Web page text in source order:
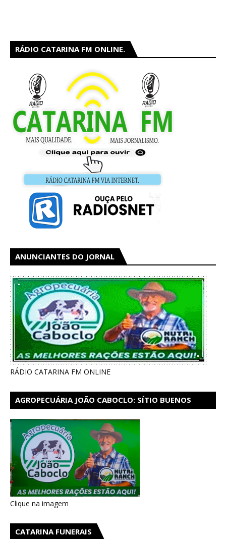
RÁDIO CATARINA FM ONLINE.
ANUNCIANTES DO JORNAL
RÁDIO CATARINA FM ONLINE
AGROPECUÁRIA JOÃO CABOCLO: SÍTIO BUENOS
Clique na imagem
CATARINA FUNERAIS